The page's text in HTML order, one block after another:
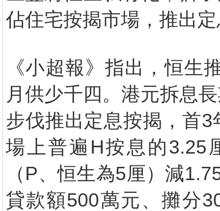
佔住宅按揭市場，推出
《小超報》指出，恒生
月供少千四。港元拆息
步伐推出定息按揭，首
場上普遍H按息的3.25
（P、恒生為5厘）減
貸款額500萬元、攤分